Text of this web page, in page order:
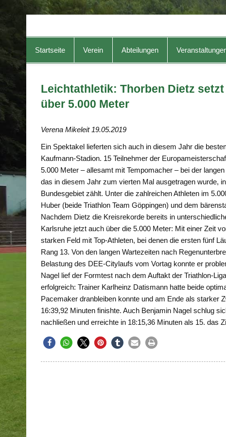
Startseite Verein Abteilungen
Leichtathletik: Thorben Dietz
über 5.000 Meter
Verena Mikeleit 19.05.2019
Ein Spektakel lieferten sich auch in diesem Jahr die
Kaufmann-Stadion. 15 Teilnehmer der
5.000 Meter – allesamt mit Tempomacher – bei der
das in diesem Jahr zum vierten Mal ausgetragen wurde,
Bundesgebiet zählt. Unter die zahlreichen Athleten im
Huber (beide Triathlon Team Göppingen) und dem
Nachdem Dietz die Kreisrekorde bereits in
Karlsruhe jetzt auch über die 5.000 Meter: Mit einer Zeit
starken Feld mit Top-Athleten, bei denen die ersten fünf
Rang 13. Von den langen Wartezeiten nach
Belastung des DEE-Citylaufs vom Vortag konnte er
Nagel lief der Formtest nach dem Auftakt der Triathlon-
erfolgreich: Trainer Karlheinz Datismann hatte beide
Pacemaker dranbleiben konnte und am Ende als starker
16:39,92 Minuten finishte. Auch Benjamin Nagel schlug
nachließen und erreichte in 18:15,36 Minuten als 15. das